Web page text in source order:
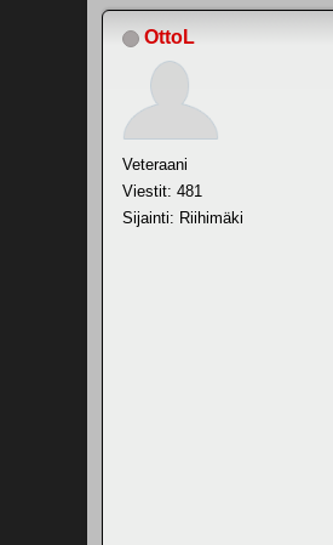
OttoL
Veteraani
Viestit: 481
Sijainti: Riihimäki